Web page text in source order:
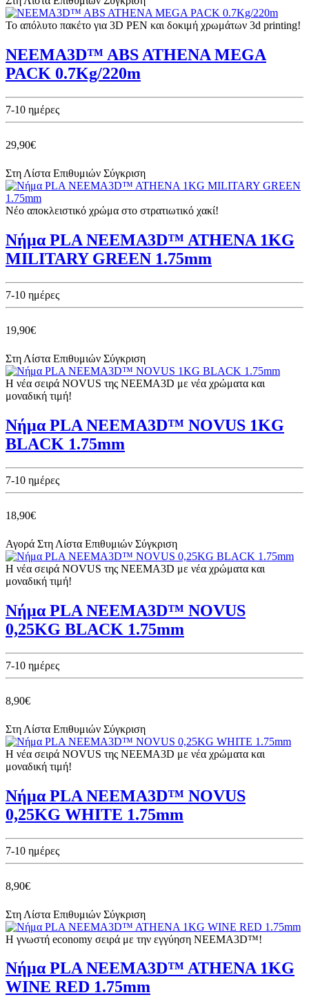
Το απόλυτο πακέτο για 3D PEN και δοκιμή χρωμάτων 3d printing!
NEEMA3D™ ABS ATHENA MEGA
PACK 0.7Kg/220m
7-10 ημέρες
29,90€
Στη Λίστα Επιθυμιών Σύγκριση
Νέο αποκλειστικό χρώμα στο στρατιωτικό χακί!
Νήμα PLA NEEMA3D™ ATHENA 1KG
MILITARY GREEN 1.75mm
7-10 ημέρες
19,90€
Στη Λίστα Επιθυμιών Σύγκριση
Η νέα σειρά NOVUS της NEEMA3D με νέα χρώματα και
μοναδική τιμή!
Νήμα PLA NEEMA3D™ NOVUS 1KG
BLACK 1.75mm
7-10 ημέρες
18,90€
Αγορά Στη Λίστα Επιθυμιών Σύγκριση
Η νέα σειρά NOVUS της NEEMA3D με νέα χρώματα και
μοναδική τιμή!
Νήμα PLA NEEMA3D™ NOVUS
0,25KG BLACK 1.75mm
7-10 ημέρες
8,90€
Στη Λίστα Επιθυμιών Σύγκριση
Η νέα σειρά NOVUS της NEEMA3D με νέα χρώματα και
μοναδική τιμή!
Νήμα PLA NEEMA3D™ NOVUS
0,25KG WHITE 1.75mm
7-10 ημέρες
8,90€
Στη Λίστα Επιθυμιών Σύγκριση
Η γνωστή economy σειρά με την εγγύηση NEEMA3D™!
Νήμα PLA NEEMA3D™ ATHENA 1KG
WINE RED 1.75mm